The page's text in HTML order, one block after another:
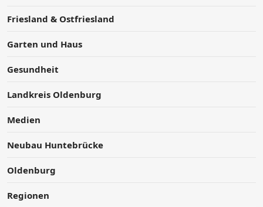
Friesland & Ostfriesland
Garten und Haus
Gesundheit
Landkreis Oldenburg
Medien
Neubau Huntebrücke
Oldenburg
Regionen